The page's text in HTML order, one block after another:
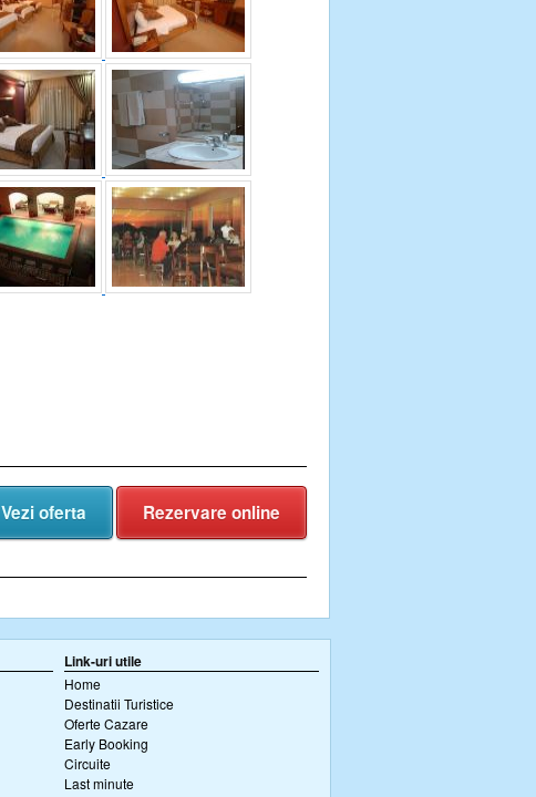
Vezi oferta Rezervare online
Link-uri utile
Home
Destinatii Turistice
Oferte Cazare
Early Booking
Circuite
Last minute